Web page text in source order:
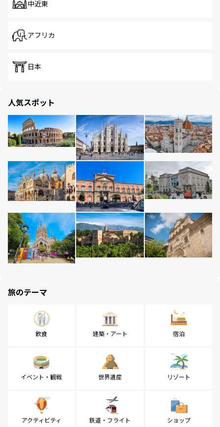
中近東
アフリカ
日本
人気スポット
旅のテーマ
飲食 建築・アート 宿泊
イベント・観戦 世界遺産 リゾート
アクティビティ 鉄道・フライト ショップ